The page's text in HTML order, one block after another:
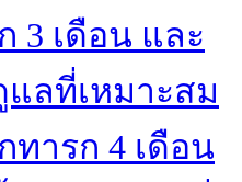
3 เดือน และ
ลที่เหมาะสม
ารก 4 เดือน